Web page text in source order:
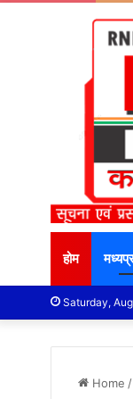
होम
Saturday,
Home /